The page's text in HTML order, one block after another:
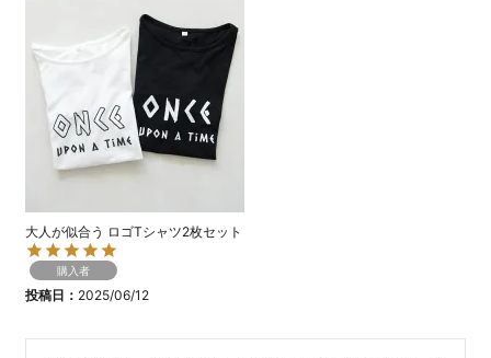
大人が似合う ロゴTシャツ2枚セット
購入者
投稿日 2025/06/12